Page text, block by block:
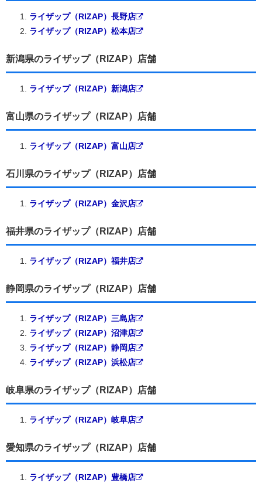
ライザップ（RIZAP）長野店
ライザップ（RIZAP）松本店
新潟県のライザップ（RIZAP）店舗
ライザップ（RIZAP）新潟店
富山県のライザップ（RIZAP）店舗
ライザップ（RIZAP）富山店
石川県のライザップ（RIZAP）店舗
ライザップ（RIZAP）金沢店
福井県のライザップ（RIZAP）店舗
ライザップ（RIZAP）福井店
静岡県のライザップ（RIZAP）店舗
ライザップ（RIZAP）三島店
ライザップ（RIZAP）沼津店
ライザップ（RIZAP）静岡店
ライザップ（RIZAP）浜松店
岐阜県のライザップ（RIZAP）店舗
ライザップ（RIZAP）岐阜店
愛知県のライザップ（RIZAP）店舗
ライザップ（RIZAP）豊橋店